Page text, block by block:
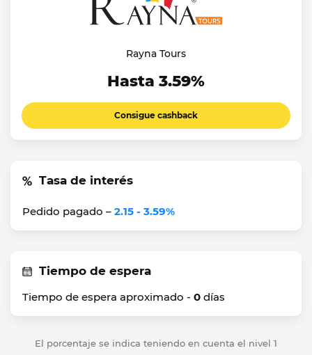
Rayna Tours
Hasta 3.59%
Consigue cashback
Tasa de interés
Pedido pagado – 2.15 - 3.59%
Tiempo de espera
Tiempo de espera aproximado - 0 días
El porcentaje se indica teniendo en cuenta el nivel 1